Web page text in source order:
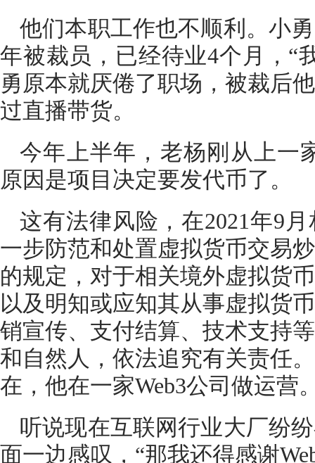
他们本职工作也不顺利。小
年被裁员，已经待业4个月，“
勇原本就厌倦了职场，被裁后
过直播带货。
今年上半年，老杨刚从上一
原因是项目决定要发代币了。
这有法律风险，在2021年9
一步防范和处置虚拟货币交易
的规定，对于相关境外虚拟货
以及明知或应知其从事虚拟货
销宣传、支付结算、技术支持
和自然人，依法追究有关责任
在，他在一家Web3公司做运营
听说现在互联网行业大厂纷
面一边感叹，“那我还得感谢